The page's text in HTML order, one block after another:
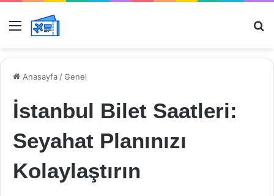
Menü
Anasayfa /Genel
İstanbul Bilet Saatleri:
Seyahat Planınızı
Kolaylaştırın